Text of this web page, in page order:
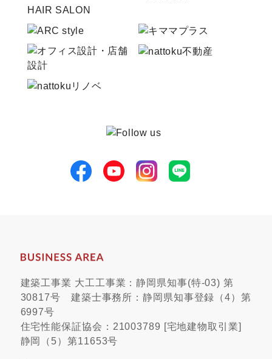
建築工事業 大工工事業：静岡県知事(特-03) 第
30817号 建築士事務所：静岡県知事登録（4）第
6997号
住宅性能保証協会：21003789 [宅地建物取引業]
静岡（5）第11653号